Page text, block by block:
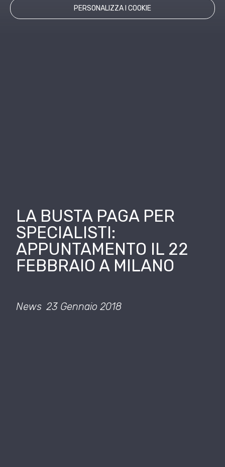
PERSONALIZZA I COOKIE
LA BUSTA PAGA PER
SPECIALISTI:
APPUNTAMENTO IL 22
FEBBRAIO A MILANO
News 23 Gennaio 2018